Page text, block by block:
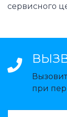
сервисного
при